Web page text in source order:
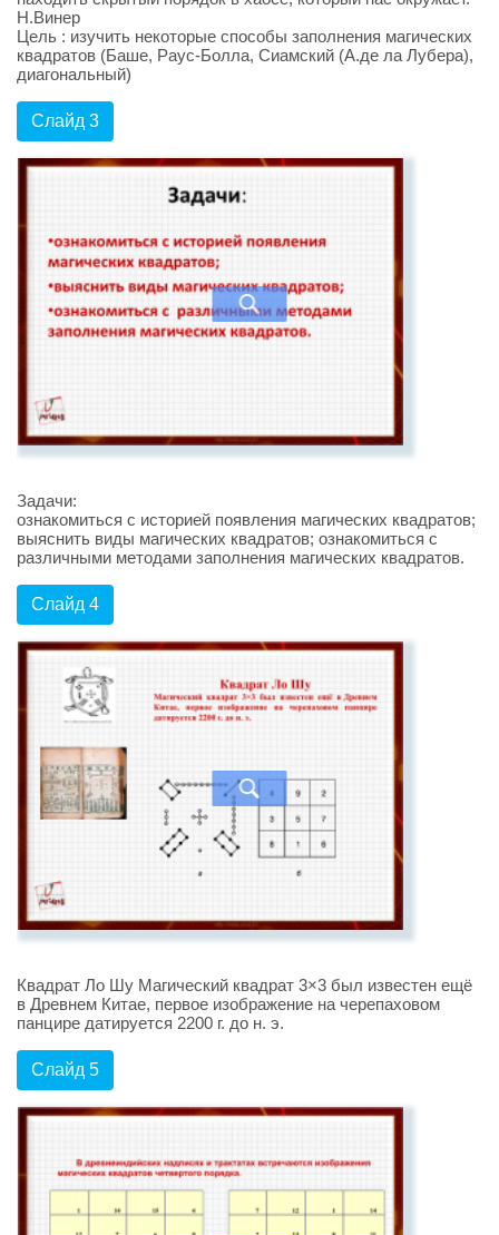
Н.Винер
Цель : изучить некоторые способы заполнения магических
квадратов (Баше, Раус-Болла, Сиамский (А.де ла Лубера),
диагональный)
Слайд 3
Задачи:
ознакомиться с историей появления магических квадратов;
выяснить виды магических квадратов; ознакомиться с
различными методами заполнения магических квадратов.
Слайд 4
Квадрат Ло Шу Магический квадрат 3×3 был известен ещё
в Древнем Китае, первое изображение на черепаховом
панцире датируется 2200 г. до н. э.
Слайд 5